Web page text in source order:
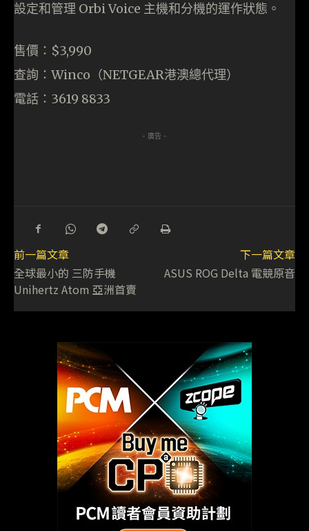
設定和管理 Orbi Voice 主機和分機的運作狀態。
售價：$3,990
查詢：Winco（NETGEAR港澳總代理）
電話：3619 8833
- 廣告 -
前一篇文章
全球最小的 三防手機
Unihertz Atom 亞洲首賣
下一篇文章
ASUS ROG Delta 電競原音